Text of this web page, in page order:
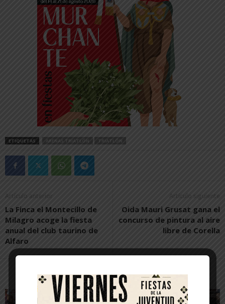
ETIQUETAS ARENAS TRIATLÓN TRIATLÓN
Artículo anterior
La Finca el Montecillo de
Milagro acoge la fiesta
anual del club taurino de
Alfaro
Artículo siguiente
Oida Mauri Grusat gana el
concurso de pintura al aire
libre de Corella
Artículos relacionados Más del autor